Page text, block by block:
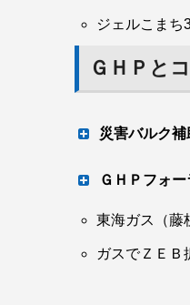
移転・新築し
楠本氏、宮城
ジタンクを２
日本溶接容器
39・３％増の
ジェルこま
ＧＨＰと
災害バルク
前期補正
ＬＰガス振興
ＧＨＰフォ
東京・新
東海ガス（藤
ガスでＺＥ